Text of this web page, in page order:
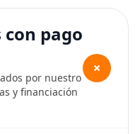
pago
por nuestro
y financiación
+